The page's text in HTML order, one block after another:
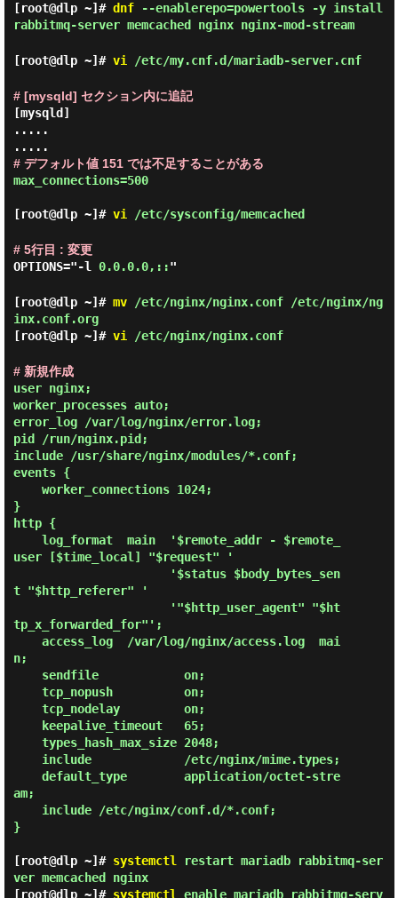
[root@dlp ~]# dnf--enablerepo=powertools -y install
rabbitmq-server memcached nginx nginx-mod-stream
[root@dlp ~]# vi /etc/my.cnf.d/mariadb-server.cnf
# [mysqld] セクション内に追記
[mysqld]
.....
# デフォルト値 151 では不足することがある
max_connections=500
[root@dlp ~]# vi /etc/sysconfig/memcached
# 5行目 : 変更
OPTIONS="-l 0.0.0.0,::"
[root@dlp ~]# mv/etc/nginx/nginx.conf /etc/nginx/ng
inx.conf.org
[root@dlp ~]# vi /etc/nginx/nginx.conf
# 新規作成
user nginx;
worker_processes auto;
error_log /var/log/nginx/error.log;
pid /run/nginx.pid;
include /usr/share/nginx/modules/*.conf;
events {
}
http {
user [$time_local] "$request" '
t "$http_referer" '
tp_x_forwarded_for"';
n;
am;
}
[root@dlp ~]# systemctl restart mariadb rabbitmq-ser
ver memcached nginx
[root@dlp ~]# systemctl enable mariadb rabbitmq-serv